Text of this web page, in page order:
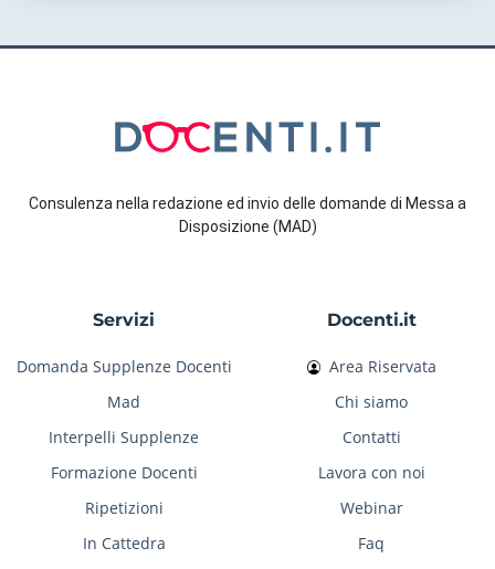
Consulenza nella redazione ed invio delle domande di Messa a
Disposizione (MAD)
Servizi
Domanda Supplenze Docenti
Mad
Interpelli Supplenze
Formazione Docenti
Ripetizioni
In Cattedra
Docenti.it
Area Riservata
Chi siamo
Contatti
Lavora con noi
Webinar
Faq